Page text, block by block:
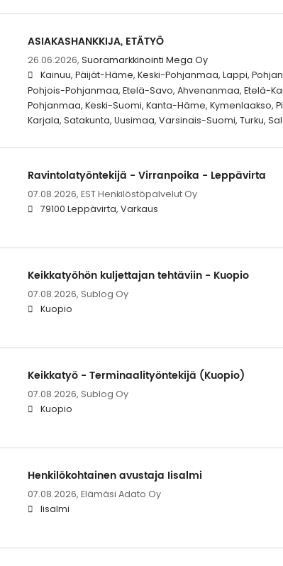
ASIAKASHANKKIJA, ETÄTYÖ
26.06.2026, Suoramarkkinointi Mega Oy
Kainuu, Päijät-Häme, Keski-Pohjanmaa, Lappi,
Pohjois-Pohjanmaa, Etelä-Savo, Ahvenanmaa, Etelä-
Pohjanmaa, Keski-Suomi, Kanta-Häme, Kymenlaakso,
Karjala, Satakunta, Uusimaa, Varsinais-Suomi, Turku,
Ravintolatyöntekijä - Virranpoika - Leppävirta
07.08.2026, EST Henkilöstöpalvelut Oy
79100 Leppävirta, Varkaus
Keikkatyöhön kuljettajan tehtäviin - Kuopio
07.08.2026, Sublog Oy
Kuopio
Keikkatyö - Terminaalityöntekijä (Kuopio)
07.08.2026, Sublog Oy
Kuopio
Henkilökohtainen avustaja Iisalmi
07.08.2026, Elämäsi Adato Oy
Iisalmi